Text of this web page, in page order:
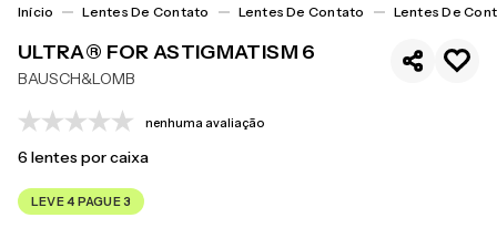
Lentes De Contato Lentes De Contato Lentes De
ULTRA® FOR ASTIGMATISM 6
BAUSCH&LOMB
nenhuma avaliação
6 lentes por caixa
LEVE 4 PAGUE 3